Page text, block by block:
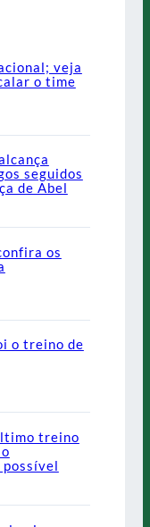
veja
o time
seguidos
de Abel
os
o treino de
treino